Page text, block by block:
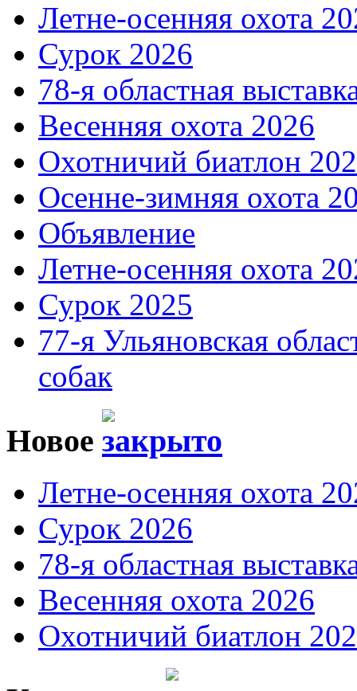
Летне-осенняя охота
Сурок 2026
78-я областная
Весенняя охота 2026
Охотничий биатлон
Осенне-зимняя охота
Объявление
Летне-осенняя охота
Сурок 2025
77-я Ульяновская
собак
Новое
Летне-осенняя охота
Сурок 2026
78-я областная
Весенняя охота 2026
Охотничий биатлон